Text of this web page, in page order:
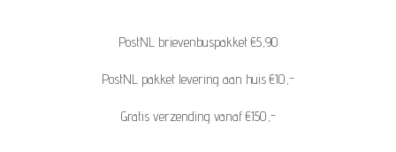
PostNL brievenbuspakket €5,90
PostNL pakket levering aan huis €10,-
Gratis verzending vanaf €150,-